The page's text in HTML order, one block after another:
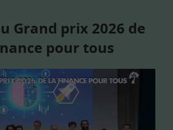
Grand prix 2026 de
pour tous